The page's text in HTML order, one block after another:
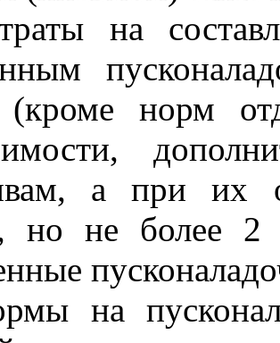
на
(кроме норм
а при их
но не более 2
на